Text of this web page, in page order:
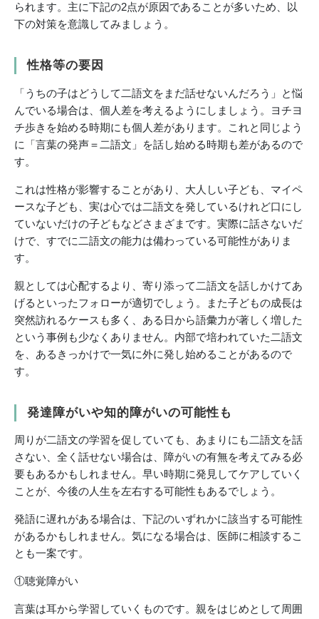
られます。主に下記の2点が原因であることが多いため、以
下の対策を意識してみましょう。
性格等の要因
「うちの子はどうして二語文をまだ話せないんだろう」と悩
んでいる場合は、個人差を考えるようにしましょう。ヨチヨ
チ歩きを始める時期にも個人差があります。これと同じよう
に「言葉の発声＝二語文」を話し始める時期も差があるので
す。
これは性格が影響することがあり、大人しい子ども、マイペ
ースな子ども、実は心では二語文を発しているけれど口にし
ていないだけの子どもなどさまざまです。実際に話さないだ
けで、すでに二語文の能力は備わっている可能性がありま
す。
親としては心配するより、寄り添って二語文を話しかけてあ
げるといったフォローが適切でしょう。また子どもの成長は
突然訪れるケースも多く、ある日から語彙力が著しく増した
という事例も少なくありません。内部で培われていた二語文
を、あるきっかけで一気に外に発し始めることがあるので
す。
発達障がいや知的障がいの可能性も
周りが二語文の学習を促していても、あまりにも二語文を話
さない、全く話せない場合は、障がいの有無を考えてみる必
要もあるかもしれません。早い時期に発見してケアしていく
ことが、今後の人生を左右する可能性もあるでしょう。
発語に遅れがある場合は、下記のいずれかに該当する可能性
があるかもしれません。気になる場合は、医師に相談するこ
とも一案です。
①聴覚障がい
言葉は耳から学習していくものです。親をはじめとして周囲